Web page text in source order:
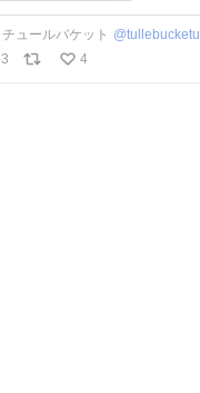
チュールバケット @tullebucketu
3
4